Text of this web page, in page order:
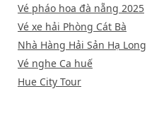
Vé pháo hoa đà nẵng 2025
Vé xe hải Phòng Cát Bà
Nhà Hàng Hải Sản Hạ Long
Vé nghe Ca huế
Hue City Tour